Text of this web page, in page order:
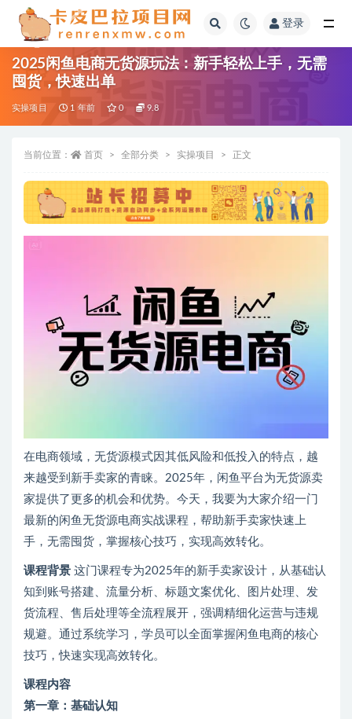
登录
2025闲鱼电商无货源玩法：新手轻松上手，无需
囤货，快速出单
实操项目 1 年前 0 9.8
当前位置： 首页 全部分类 实操项目 正文
在电商领域，无货源模式因其低风险和低投入的特点，越
来越受到新手卖家的青睐。2025年，闲鱼平台为无货源卖
家提供了更多的机会和优势。今天，我要为大家介绍一门
最新的闲鱼无货源电商实战课程，帮助新手卖家快速上
手，无需囤货，掌握核心技巧，实现高效转化。
课程背景 这门课程专为2025年的新手卖家设计，从基础认
知到账号搭建、流量分析、标题文案优化、图片处理、发
货流程、售后处理等全流程展开，强调精细化运营与违规
规避。通过系统学习，学员可以全面掌握闲鱼电商的核心
技巧，快速实现高效转化。
课程内容
第一章：基础认知
全部